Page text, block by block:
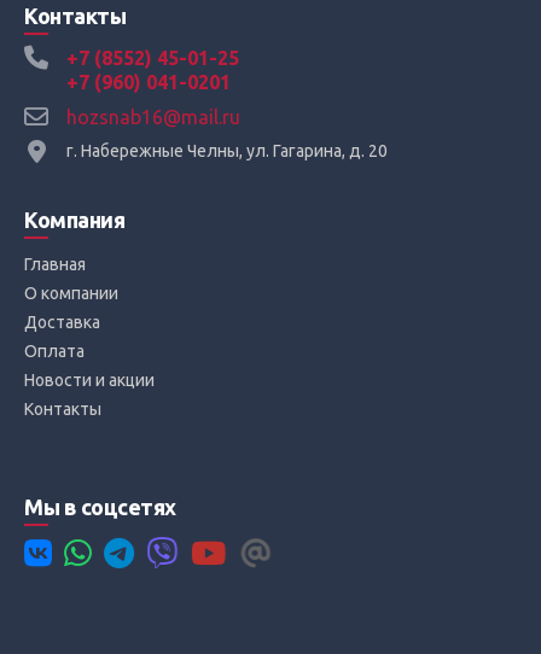
Контакты
+7 (8552) 45-01-25
+7 (960) 041-0201
hozsnab16@mail.ru
г. Набережные Челны, ул. Гагарина, д. 20
Компания
Главная
О компании
Доставка
Оплата
Новости и акции
Контакты
Мы в соцсетях